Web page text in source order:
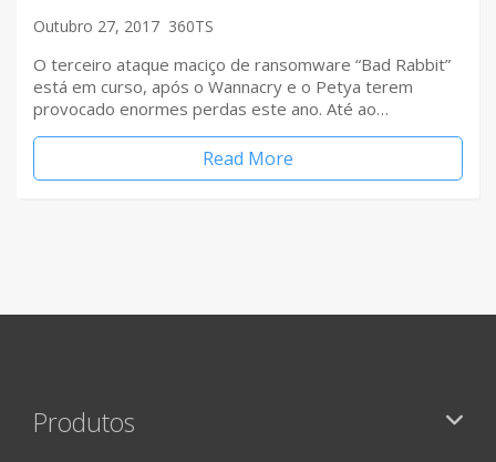
Outubro 27, 2017 360TS
O terceiro ataque maciço de ransomware “Bad Rabbit”
está em curso, após o Wannacry e o Petya terem
provocado enormes perdas este ano. Até ao…
Read More
Produtos